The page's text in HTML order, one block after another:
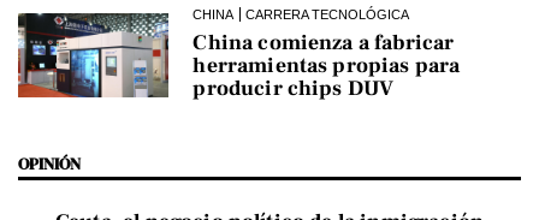
CHINA CARRERA TECNOLÓGICA
China comienza a fabricar
herramientas propias para
producir chips DUV
OPINIÓN